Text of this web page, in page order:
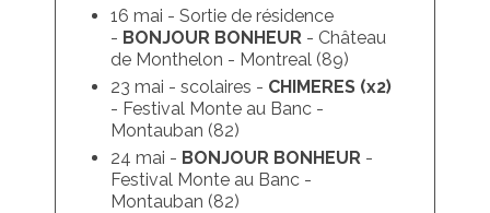
16 mai - Sortie de résidence
- BONJOUR BONHEUR - Château
de Monthelon - Montreal (89)
23 mai - scolaires - CHIMERES (x2)
- Festival Monte au Banc -
Montauban (82)
24 mai - BONJOUR BONHEUR -
Festival Monte au Banc -
Montauban (82)